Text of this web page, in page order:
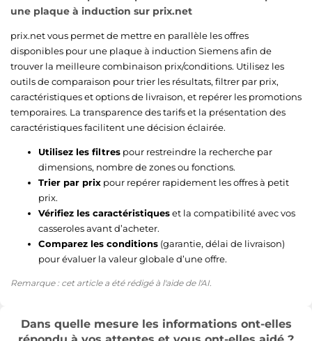
une plaque à induction sur prix.net
prix.net vous permet de mettre en parallèle les offres
disponibles pour une plaque à induction Siemens afin de
trouver la meilleure combinaison prix/conditions. Utilisez les
outils de comparaison pour trier les résultats, filtrer par prix,
caractéristiques et options de livraison, et repérer les promotions
temporaires. La transparence des tarifs et la présentation des
caractéristiques facilitent une décision éclairée.
Utilisez les filtres pour restreindre la recherche par
dimensions, nombre de zones ou fonctions.
Trier par prix pour repérer rapidement les offres à petit
prix.
Vérifiez les caractéristiqueset la compatibilité avec vos
casseroles avant d’acheter.
Comparez les conditions (garantie, délai de livraison)
pour évaluer la valeur globale d’une offre.
Remarque : cet article a été rédigé à l'aide de l'AI.
Dans quelle mesure les informations ont-elles